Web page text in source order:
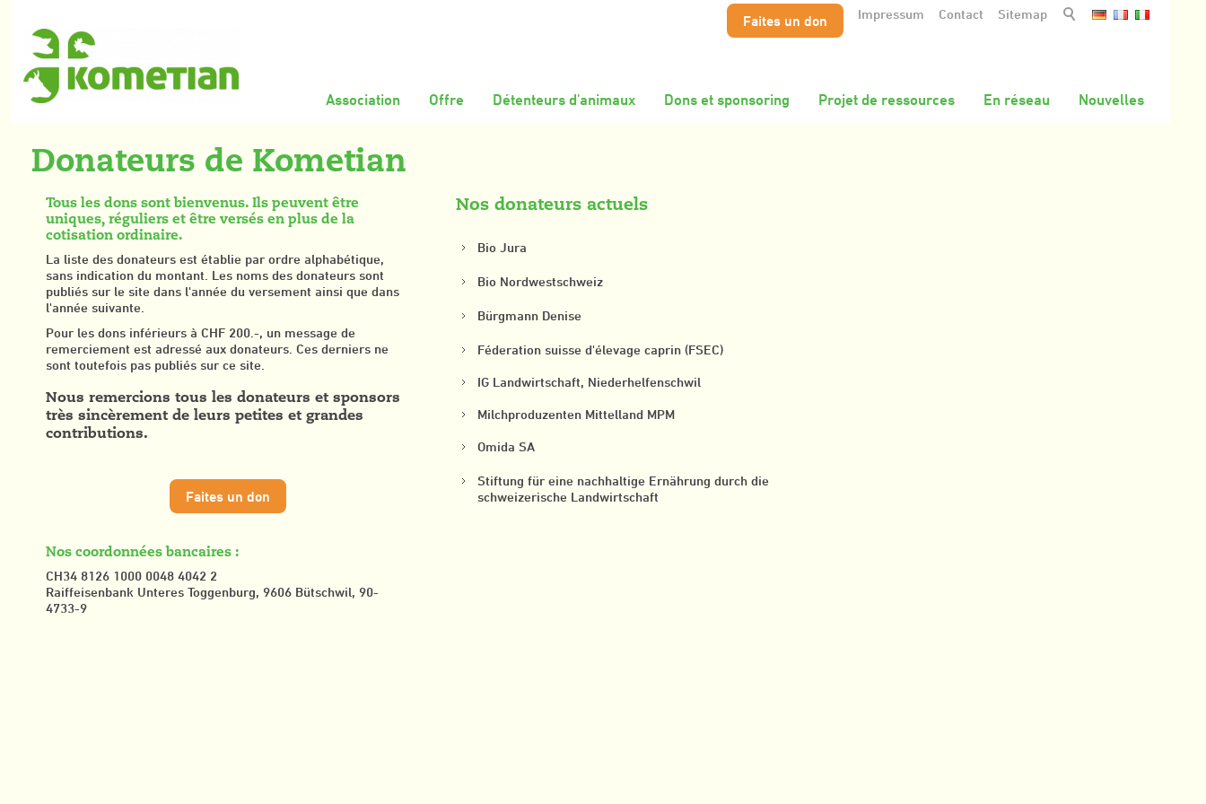
Impressum Contact Sitemap
Faites un don
Association Offre Détenteurs d'animaux Dons et sponsoring Projet de ressources En réseau Nouvelles
Donateurs de Kometian
Tous les dons sont bienvenus. Ils peuvent être
uniques, réguliers et être versés en plus de la
cotisation ordinaire.
La liste des donateurs est établie par ordre alphabétique,
sans indication du montant. Les noms des donateurs sont
publiés sur le site dans l'année du versement ainsi que dans
l'année suivante.
Pour les dons inférieurs à CHF 200.-, un message de
remerciement est adressé aux donateurs. Ces derniers ne
sont toutefois pas publiés sur ce site.
Nous remercions tous les donateurs et sponsors
très sincèrement de leurs petites et grandes
contributions.
Faites un don
Nos coordonnées bancaires :
CH34 8126 1000 0048 4042 2
Raiffeisenbank Unteres Toggenburg, 9606 Bütschwil, 90-
4733-9
Nos donateurs actuels
Bio Jura
Bio Nordwestschweiz
Bürgmann Denise
Féderation suisse d'élevage caprin (FSEC)
IG Landwirtschaft, Niederhelfenschwil
Milchproduzenten Mittelland MPM
Omida SA
Stiftung für eine nachhaltige Ernährung durch die
schweizerische Landwirtschaft